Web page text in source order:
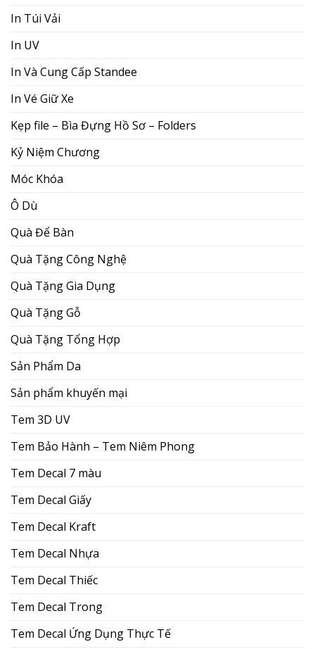
In Túi Vải
In UV
In Và Cung Cấp Standee
In Vé Giữ Xe
Kẹp file – Bìa Đựng Hồ Sơ – Folders
Kỷ Niệm Chương
Móc Khóa
Ô Dù
Quà Để Bàn
Quà Tặng Công Nghệ
Quà Tặng Gia Dụng
Quà Tặng Gỗ
Quà Tặng Tổng Hợp
Sản Phẩm Da
Sản phẩm khuyến mại
Tem 3D UV
Tem Bảo Hành – Tem Niêm Phong
Tem Decal 7 màu
Tem Decal Giấy
Tem Decal Kraft
Tem Decal Nhựa
Tem Decal Thiếc
Tem Decal Trong
Tem Decal Ứng Dụng Thực Tế